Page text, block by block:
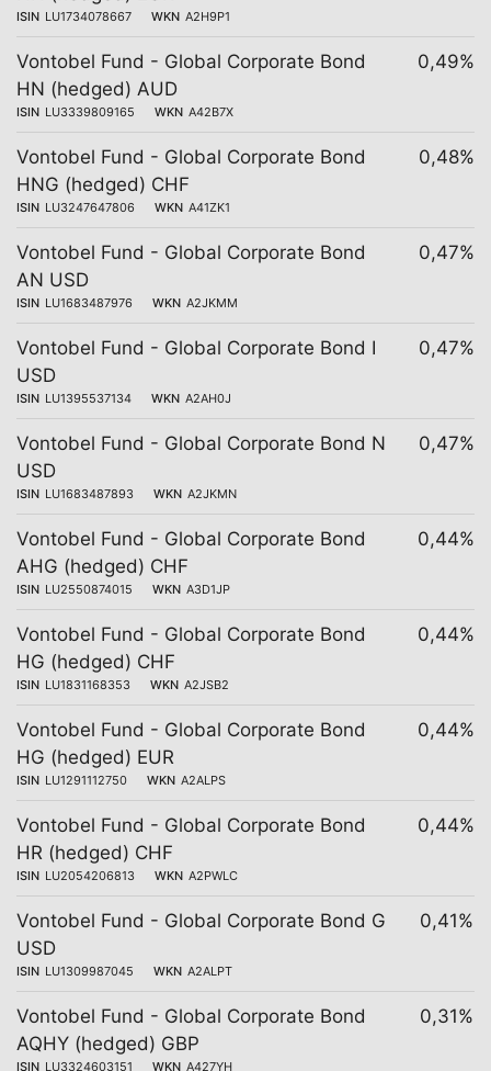
ISIN LU1734078667 WKN A2H9P1
Vontobel Fund - Global Corporate Bond
HN (hedged) AUD
ISIN LU3339809165 WKN A42B7X
0,49%
Vontobel Fund - Global Corporate Bond
HNG (hedged) CHF
ISIN LU3247647806 WKN A41ZK1
0,48%
Vontobel Fund - Global Corporate Bond
AN USD
ISIN LU1683487976 WKN A2JKMM
0,47%
Vontobel Fund - Global Corporate Bond I
USD
ISIN LU1395537134 WKN A2AH0J
0,47%
Vontobel Fund - Global Corporate Bond N
USD
ISIN LU1683487893 WKN A2JKMN
0,47%
Vontobel Fund - Global Corporate Bond
AHG (hedged) CHF
ISIN LU2550874015 WKN A3D1JP
0,44%
Vontobel Fund - Global Corporate Bond
HG (hedged) CHF
ISIN LU1831168353 WKN A2JSB2
0,44%
Vontobel Fund - Global Corporate Bond
HG (hedged) EUR
ISIN LU1291112750 WKN A2ALPS
0,44%
Vontobel Fund - Global Corporate Bond
HR (hedged) CHF
ISIN LU2054206813 WKN A2PWLC
0,44%
Vontobel Fund - Global Corporate Bond G
USD
ISIN LU1309987045 WKN A2ALPT
0,41%
Vontobel Fund - Global Corporate Bond
AQHY (hedged) GBP
ISIN LU3324603151 WKN A427YH
0,31%